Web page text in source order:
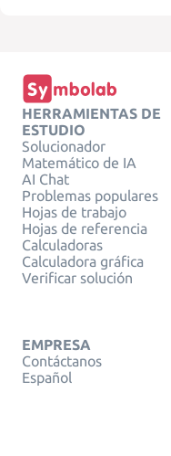
HERRAMIENTAS DE
ESTUDIO
Solucionador
Matemático de IA
AI Chat
Problemas populares
Hojas de trabajo
Hojas de referencia
Calculadoras
Calculadora gráfica
Verificar solución
EMPRESA
Contáctanos
Español